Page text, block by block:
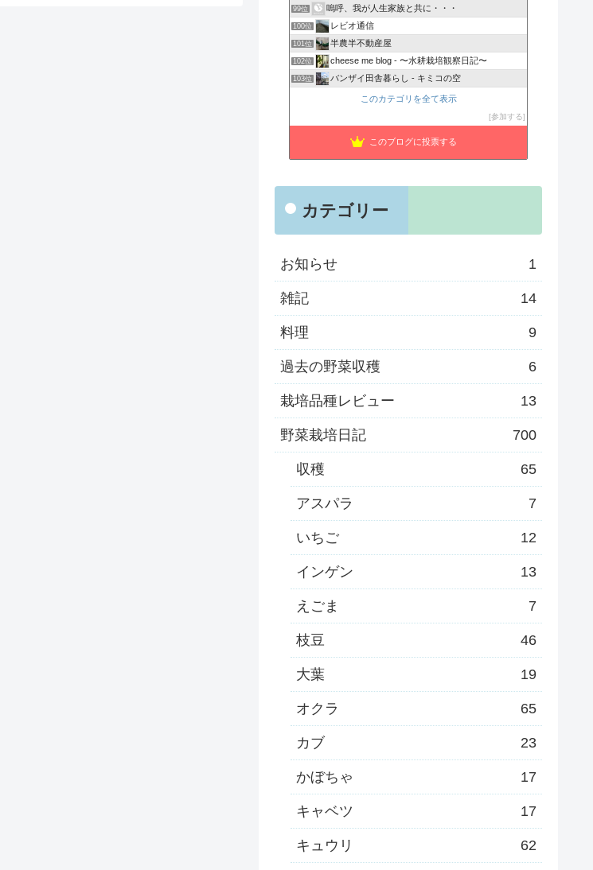
99位 嗚呼、我が人生家族と共に・・・
100位 レビオ通信
101位 半農半不動産屋
102位 cheese me blog - 〜水耕栽培観察日記〜
103位 バンザイ田舎暮らし - キミコの空
このカテゴリを全て表示
参加する
このブログに投票する
カテゴリー
お知らせ 1
雑記 14
料理 9
過去の野菜収穫 6
栽培品種レビュー 13
野菜栽培日記 700
収穫 65
アスパラ 7
いちご 12
インゲン 13
えごま 7
枝豆 46
大葉 19
オクラ 65
カブ 23
かぼちゃ 17
キャベツ 17
キュウリ 62